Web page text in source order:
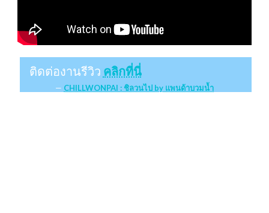
ติดต่องานรีวิว คลิกที่นี่
CHILLWONPAI : ชิลวนไป by แพนด้าบวมน้ำ